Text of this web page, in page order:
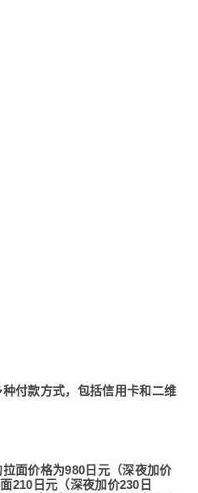
付款方式，包括信用卡和二维
面价格为980日元（深夜加价
210日元（深夜加价230日